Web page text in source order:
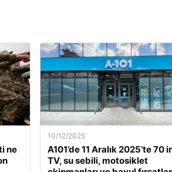
ne
10/12/2025
A101’de 11 Aralık 2025’te 70
TV, su sebili, motosiklet